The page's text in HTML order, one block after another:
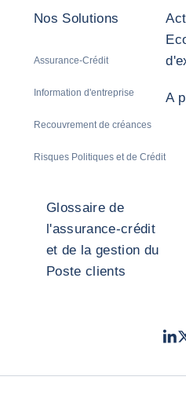
Nos Solutions
Assurance-Crédit
Information d'entreprise
Recouvrement de créances
Risques Politiques et de Crédit
A
Glossaire de
l'assurance-crédit
et de la gestion du
Poste clients